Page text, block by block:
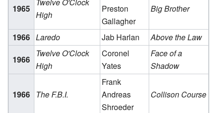
1965
High
Preston
Gallagher
Big Brother
1966 Laredo Jab Harlan
Above the Law
1966
Twelve O'Clock
High
Coronel
Yates
Face of a
Shadow
1966 The F.B.I.
Frank
Andreas
Shroeder
Collison Course